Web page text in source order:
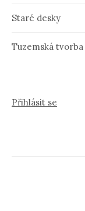
Staré desky
Tuzemská tvorba
Přihlásit se